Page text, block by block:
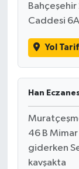
Bahçeşehir
Caddesi
Yol
Han
46 B
giderken
kavşakta